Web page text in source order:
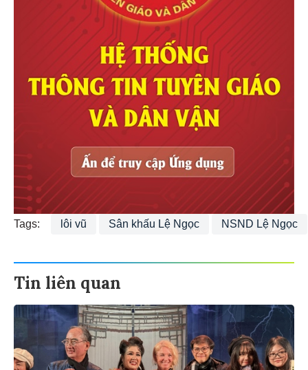
Tags: lôi vũ Sân khấu Lệ Ngọc NSND Lệ Ngọc
Tin liên quan